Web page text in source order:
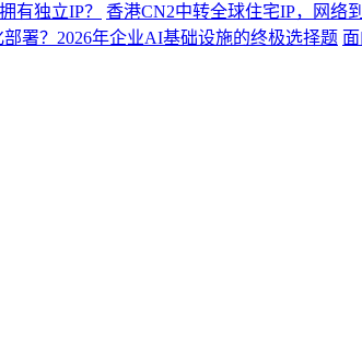
有独立IP？
香港CN2中转全球住宅IP，网络
署？2026年企业AI基础设施的终极选择题